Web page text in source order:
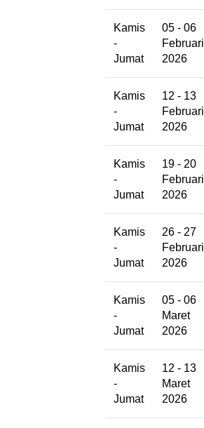
Kamis
-
Jumat
05 - 06
Februari
2026
Kamis
-
Jumat
12 - 13
Februari
2026
Kamis
-
Jumat
19 - 20
Februari
2026
Kamis
-
Jumat
26 - 27
Februari
2026
Kamis
-
Jumat
05 - 06
Maret
2026
Kamis
-
Jumat
12 - 13
Maret
2026